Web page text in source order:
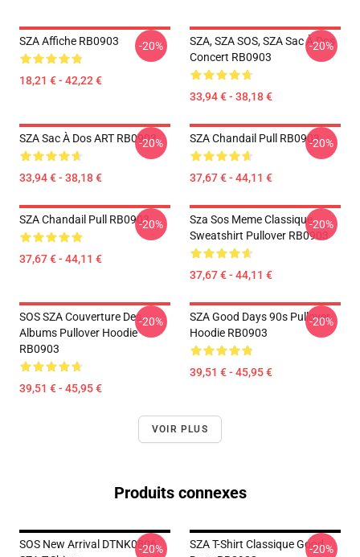
SZA Affiche RB0903
18,21 € - 42,22 €
-20%
SZA, SZA SOS, SZA Sac À Dos
Concert RB0903
33,94 € - 38,18 €
-20%
SZA Sac À Dos ART RB0903
33,94 € - 38,18 €
-20% SZA Chandail Pull RB0903
37,67 € - 44,11 €
-20%
SZA Chandail Pull RB0903
37,67 € - 44,11 €
-20%
Sza Sos Meme Classique
Sweatshirt Pullover RB0903
37,67 € - 44,11 €
-20%
SOS SZA Couverture Des
Albums Pullover Hoodie
RB0903
39,51 € - 45,95 €
-20%
SZA Good Days 90s Pullover
Hoodie RB0903
39,51 € - 45,95 €
-20%
VOIR PLUS
Produits connexes
SOS New Arrival DTNK0806
-20%
SZA T-Shirt Classique Good
-20%